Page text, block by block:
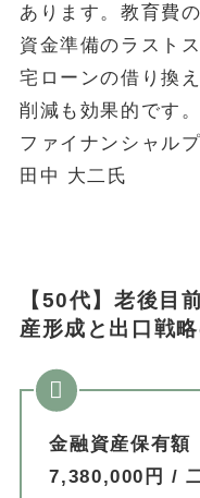
あります。教育費
資金準備のラスト
宅ローンの借り換
削減も効果的です。
ファイナンシャル
田中 大二氏
【50代】老後目
産形成と出口戦
金融資産保有額
7,380,000円 /